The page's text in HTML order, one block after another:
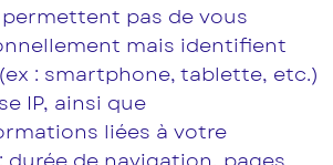
permettent pas de vous
mais identifient
: smartphone, tablette, etc.)
IP, ainsi que
liées à votre